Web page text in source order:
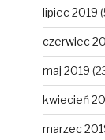
lipiec 2019
czerwiec
maj 2019
kwiecień
marzec